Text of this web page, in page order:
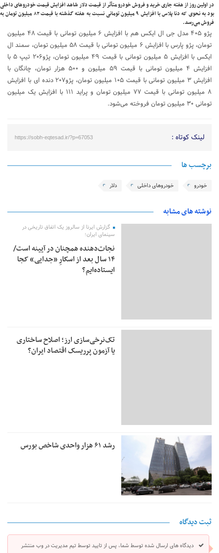
در اولین روز از هفته جاری خرید و فروش خودرو متأثر از قیمت دلار شاهد افزایش قیمت خودروهای داخلی
بود به نحوی که دنا پلاس با افزایش ۹ میلیون تومانی نسبت به هفته گذشته با قیمت ۸۲ میلیون تومان به
فروش می‌رسد.
پژو ۴۰۵ مدل جی ال ایکس هم با افزایش ۶ میلیون تومانی با قیمت ۴۸ میلیون
تومان، پژو پارس با افزایش ۶ میلیون تومانی با قیمت ۵۸ میلیون تومان، سمند ال
ایکس با افزایش ۵ میلیون تومانی با قیمت ۴۹ میلیون تومان، پژو۲۰۶ تیپ ۵ با
افزایش ۴ میلیون تومانی با قیمت ۵۹ میلیون و ۵۰۰ هزار تومان، چانگان با
افزایش ۳ میلیون تومانی با قیمت ۱۰۵ میلیون تومان، پژو۲۰۷ دنده ای با افزایش
۸ میلیون تومانی با قیمت ۷۷ میلیون تومان و پراید ۱۱۱ با افزایش یک میلیون
تومانی ۳۰ میلیون تومان فروخته می‌شود.
لینک کوتاه : https://sobh-eqtesad.ir/?p=67053
برچسب ها
خودرو خودروهای داخلی دلار
نوشته های مشابه
گزارش ایرنا از سالروز یک اتفاق تاریخی در
سینمای ایران؛
نجات‌دهنده‌ همچنان در آیینه است/
۱۴ سال بعد از اسکارِ «جدایی» کجا
ایستاده‌ایم؟
تک‌نرخی‌سازی ارز؛ اصلاح ساختاری
یا آزمون پرریسک اقتصاد ایران؟
رشد ۶۱ هزار واحدی شاخص بورس
ثبت دیدگاه
دیدگاه های ارسال شده توسط شما، پس از تایید توسط تیم مدیریت در وب منتشر